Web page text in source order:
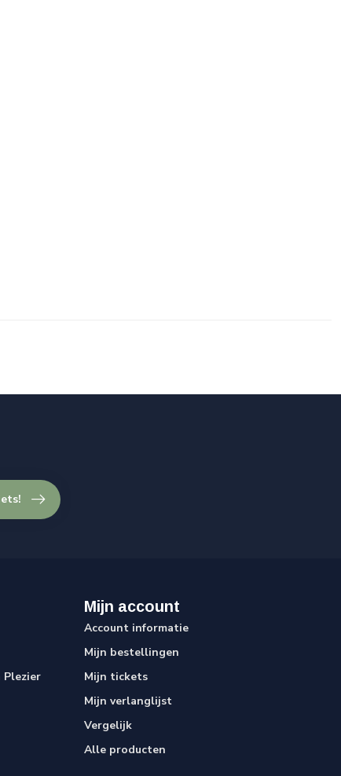
Plezier
Mijn account
Account informatie
Mijn bestellingen
Mijn tickets
Mijn verlanglijst
Vergelijk
Alle producten